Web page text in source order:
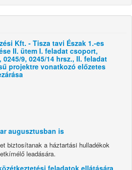
Kft. - Tisza tavi Észak 1.-es
II. ütem I. feladat csoport,
0245/9, 0245/14 hrsz., II. feladat
projektre vonatkozó előzetes
augusztusban is
biztosítanak a háztartási hulladékok
leadására.